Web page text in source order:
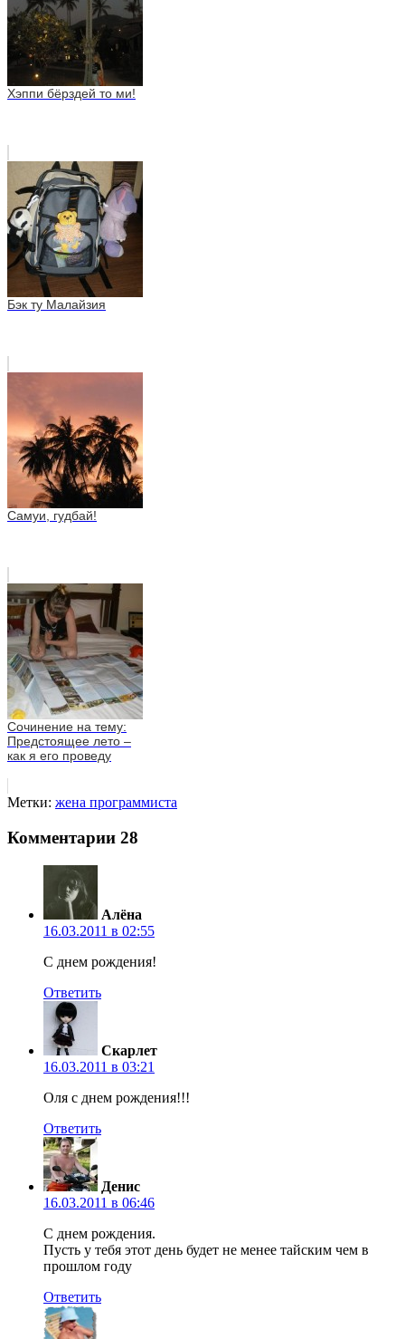
Хэппи бёрздей то ми!
Бэк ту Малайзия
Самуи, гудбай!
Сочинение на тему:
Предстоящее лето –
как я его проведу
Метки: жена программиста
Комментарии 28
Алёна
16.03.2011 в 02:55
С днем рождения!
Ответить
Скарлет
16.03.2011 в 03:21
Оля с днем рождения!!!
Ответить
Денис
16.03.2011 в 06:46
С днем рождения.
Пусть у тебя этот день будет не менее тайским чем в
прошлом году
Ответить